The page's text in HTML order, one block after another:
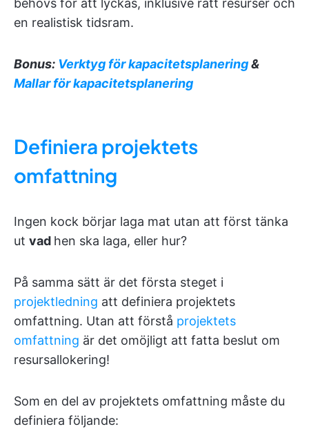
behövs för att lyckas, inklusive rätt resurser och
en realistisk tidsram.
Bonus: Verktyg för kapacitetsplanering&
Mallar för kapacitetsplanering
Definiera projektets
omfattning
Ingen kock börjar laga mat utan att först tänka
ut vad hen ska laga, eller hur?
På samma sätt är det första steget i
projektledning att definiera projektets
omfattning. Utan att förstå projektets
omfattning är det omöjligt att fatta beslut om
resursallokering!
Som en del av projektets omfattning måste du
definiera följande: